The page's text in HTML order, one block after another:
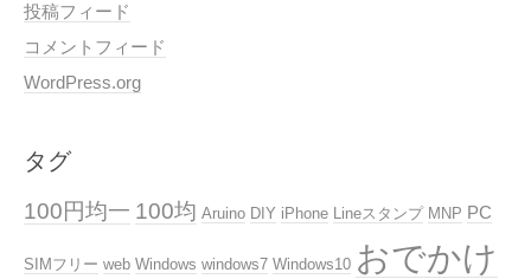
投稿フィード
コメントフィード
WordPress.org
タグ
100円均一 100均 Aruino DIY iPhone Lineスタンプ MNP PC
SIMフリー web Windows windows7 Windows10 おでかけ